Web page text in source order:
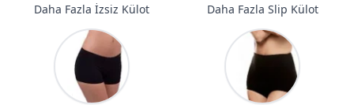
Daha Fazla İzsiz Külot Daha Fazla Slip Külot